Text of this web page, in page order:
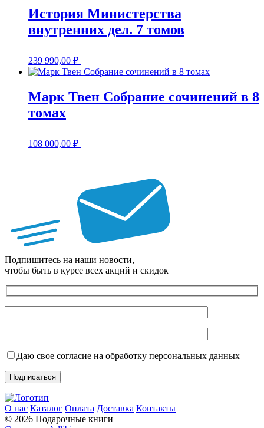
История Министерства
внутренних дел. 7 томов
239 990,00 ₽
Марк Твен Собрание сочинений в 8
томах
108 000,00 ₽
Подпишитесь на наши новости,
чтобы быть в курсе всех акций и скидок
Даю свое согласие на обработку персональных данных
О нас Каталог Оплата Доставка Контакты
© 2026 Подарочные книги